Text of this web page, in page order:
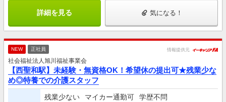
詳細を見る 気になる！
NEW 正社員 情報提供元
社会福祉法人旭川福祉事業会
【西聖和駅】未経験・無資格OK！希望休の提出可★残業少な
め◎特養での介護スタッフ
残業少ない マイカー通勤可
学歴不問